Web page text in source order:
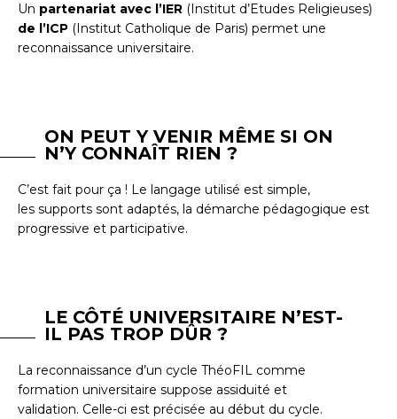
Un partenariat avec l’IER (Institut d’Etudes Religieuses)
de l’ICP (Institut Catholique de Paris) permet une
reconnaissance universitaire.
ON PEUT Y VENIR MÊME SI ON
N’Y CONNAÎT RIEN ?
C’est fait pour ça ! Le langage utilisé est simple,
les supports sont adaptés, la démarche pédagogique est
progressive et participative.
LE CÔTÉ UNIVERSITAIRE N’EST-
IL PAS TROP DÛR ?
La reconnaissance d’un cycle ThéoFIL comme
formation universitaire suppose assiduité et
validation. Celle-ci est précisée au début du cycle.